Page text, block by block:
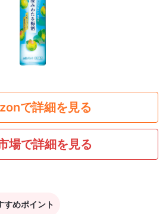
で詳細を見る
場で詳細を見る
すめポイント